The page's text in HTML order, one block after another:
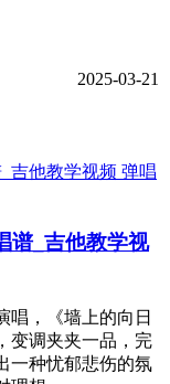
2025-03-21
弹唱
谱_吉他教学视
唱，《墙上的向日
变调夹夹一品，完
一种忧郁悲伤的氛